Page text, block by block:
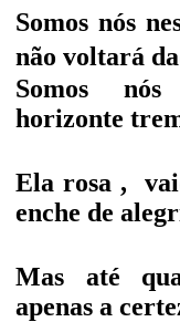
Somos nós
não voltará
Somos
horizonte
Ela rosa ,
enche de
Mas até
apenas a